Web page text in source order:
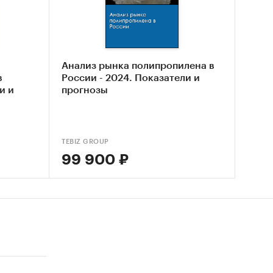
241,8
и
Анализ рынка полипропилена в
России - 2024. Показатели и
прогнозы
TEBIZ GROUP
99 900 ₽